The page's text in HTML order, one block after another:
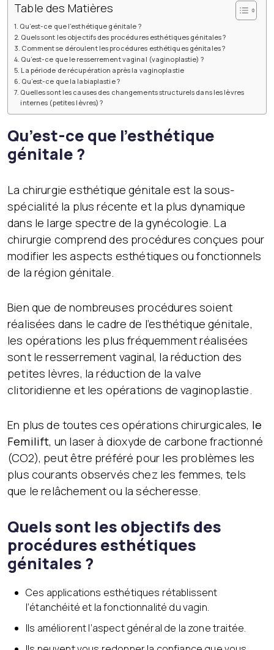
Table des Matières
Qu’est-ce que l’esthétique génitale ?
Quels sont les objectifs des procédures esthétiques génitales ?
Comment se déroulent les procédures esthétiques génitales ?
Qu’est-ce que le resserrement vaginal (vaginoplastie) ?
La période de récupération après la vaginoplastie
Qu’est-ce que la labiaplastie ?
Quelles sont les causes des changements structurels dans les lèvres
internes (petites lèvres) ?
Qu’est-ce que l’esthétique
génitale ?
La chirurgie esthétique génitale est la sous-
spécialité la plus récente et la plus dynamique
dans le large spectre de la gynécologie. La
chirurgie comprend des procédures conçues pour
modifier les aspects esthétiques ou fonctionnels
de la région génitale.
Bien que de nombreuses procédures soient
réalisées dans le cadre de l’esthétique génitale,
les opérations les plus fréquemment réalisées
sont le resserrement vaginal, la réduction des
petites lèvres, la réduction de la valve
clitoridienne et les opérations de vaginoplastie.
En plus de toutes ces opérations chirurgicales, le
Femilift, un laser à dioxyde de carbone fractionné
(CO2), peut être préféré pour les problèmes les
plus courants observés chez les femmes, tels
que le relâchement ou la sécheresse.
Quels sont les objectifs des
procédures esthétiques
génitales ?
Ces applications esthétiques rétablissent
l’étanchéité et la fonctionnalité du vagin.
Ils améliorent l’aspect général de la zone traitée.